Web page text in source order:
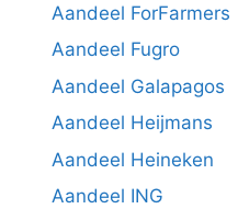
Aandeel ForFarmers
Aandeel Fugro
Aandeel Galapagos
Aandeel Heijmans
Aandeel Heineken
Aandeel ING